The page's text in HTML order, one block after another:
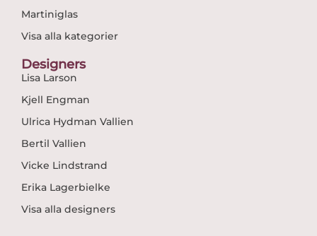
Martiniglas
Visa alla kategorier
Designers
Lisa Larson
Kjell Engman
Ulrica Hydman Vallien
Bertil Vallien
Vicke Lindstrand
Erika Lagerbielke
Visa alla designers